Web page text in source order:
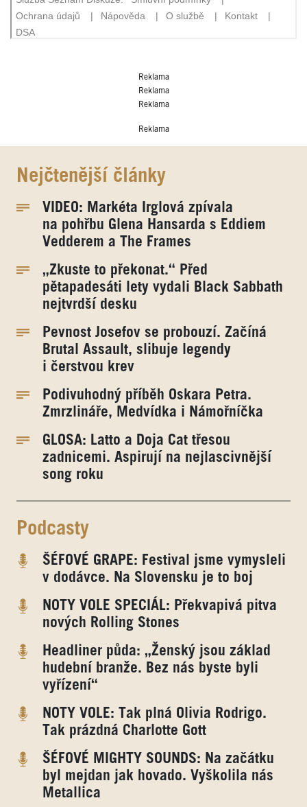
Reklama
Reklama
Reklama
Reklama
Nejčtenější články
VIDEO: Markéta Irglová zpívala
na pohřbu Glena Hansarda s Eddiem
Vedderem a The Frames
„Zkuste to překonat.“ Před
pětapadesáti lety vydali Black Sabbath
nejtvrdší desku
Pevnost Josefov se probouzí. Začíná
Brutal Assault, slibuje legendy
i čerstvou krev
Podivuhodný příběh Oskara Petra.
Zmrzlináře, Medvídka i Námořníčka
GLOSA: Latto a Doja Cat třesou
zadnicemi. Aspirují na nejlascivnější
song roku
Podcasty
ŠÉFOVÉ GRAPE: Festival jsme vymysleli
v dodávce. Na Slovensku je to boj
NOTY VOLE SPECIÁL: Překvapivá pitva
nových Rolling Stones
Headliner půda: „Ženský jsou základ
hudební branže. Bez nás byste byli
vyřízení“
NOTY VOLE: Tak plná Olivia Rodrigo.
Tak prázdná Charlotte Gott
ŠÉFOVÉ MIGHTY SOUNDS: Na začátku
byl mejdan jak hovado. Vyškolila nás
Metallica